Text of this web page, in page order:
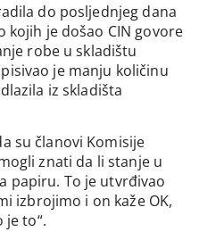
do posljednjeg dana
kojih je došao CIN govore
robe u skladištu
je manju količinu
iz skladišta
su članovi Komisije
znati da li stanje u
papiru. To je utvrđivao
izbrojimo i on kaže OK,
je to“.